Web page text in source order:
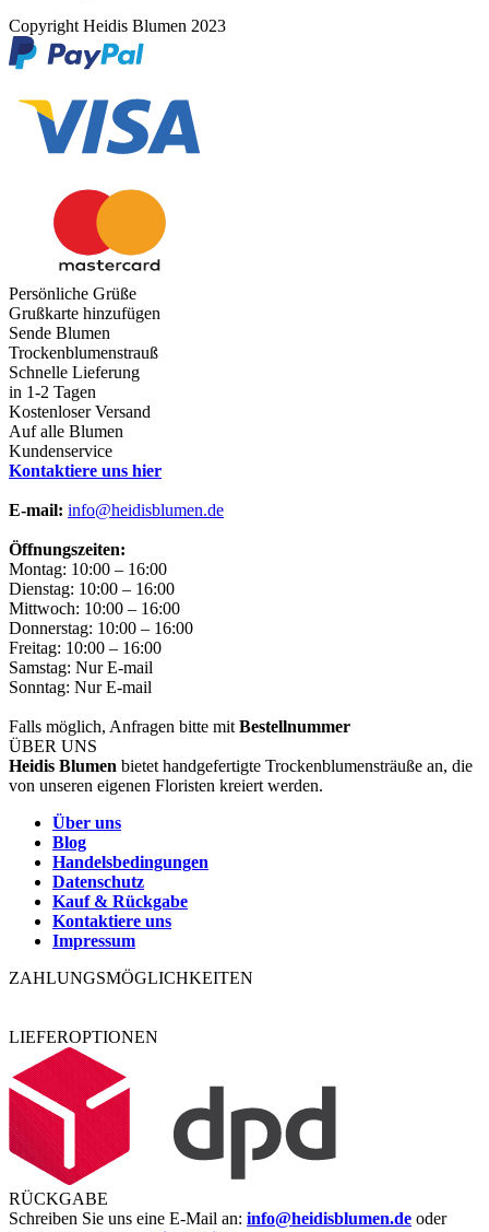
Copyright Heidis Blumen 2023
Persönliche Grüße
Grußkarte hinzufügen
Sende Blumen
Trockenblumenstrauß
Schnelle Lieferung
in 1-2 Tagen
Kostenloser Versand
Auf alle Blumen
Kundenservice
Kontaktiere uns hier
E-mail: info@heidisblumen.de
Öffnungszeiten:
Montag: 10:00 – 16:00
Dienstag: 10:00 – 16:00
Mittwoch: 10:00 – 16:00
Donnerstag: 10:00 – 16:00
Freitag: 10:00 – 16:00
Samstag: Nur E-mail
Sonntag: Nur E-mail
Falls möglich, Anfragen bitte mit Bestellnummer
ÜBER UNS
Heidis Blumen bietet handgefertigte Trockenblumensträuße an, die
von unseren eigenen Floristen kreiert werden.
Über uns
Blog
Handelsbedingungen
Datenschutz
Kauf & Rückgabe
Kontaktiere uns
Impressum
ZAHLUNGSMÖGLICHKEITEN
LIEFEROPTIONEN
RÜCKGABE
Schreiben Sie uns eine E-Mail an: info@heidisblumen.de oder